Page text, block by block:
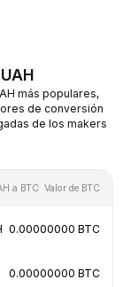
más populares,
de conversión
de los makers
a BTC Valor de BTC
0.00000000 BTC
0.00000000 BTC